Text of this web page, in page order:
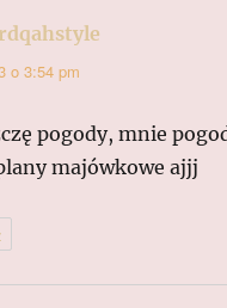
o 3:54 pm
pogody, mnie
majówkowe ajjj